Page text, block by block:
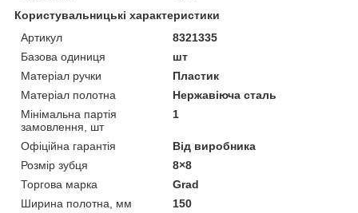
Користувальницькі характеристики
Артикул
8321335
Базова одиниця
шт
Матеріал ручки
Пластик
Матеріал полотна
Нержавіюча сталь
Мінімальна партія
замовлення, шт
1
Офіційна гарантія
Від виробника
Розмір зубця
8×8
Торгова марка
Grad
Ширина полотна, мм
150